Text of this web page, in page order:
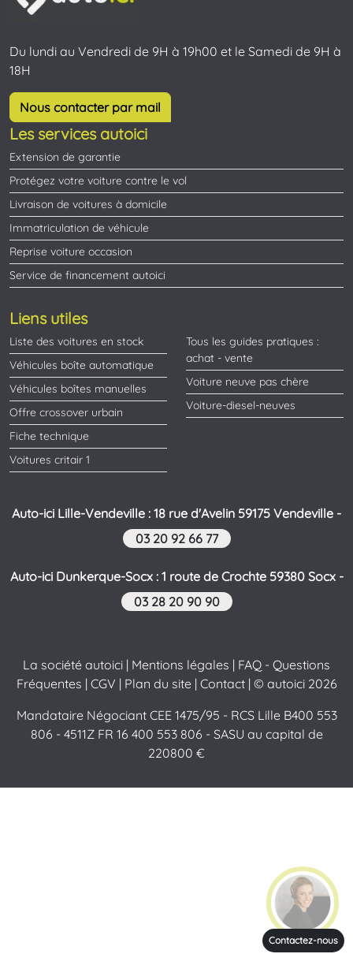
Du lundi au Vendredi de 9H à 19h00 et le Samedi de 9H à
18H
Nous contacter par mail
Les services autoici
Extension de garantie
Protégez votre voiture contre le vol
Livraison de voitures à domicile
Immatriculation de véhicule
Reprise voiture occasion
Service de financement autoici
Liens utiles
Liste des voitures en stock
Véhicules boîte automatique
Véhicules boîtes manuelles
Offre crossover urbain
Fiche technique
Voitures critair 1
Tous les guides pratiques :
achat - vente
Voiture neuve pas chère
Voiture-diesel-neuves
Auto-ici Lille-Vendeville : 18 rue d'Avelin 59175 Vendeville -
03 20 92 66 77
Auto-ici Dunkerque-Socx : 1 route de Crochte 59380 Socx -
03 28 20 90 90
La société autoici | Mentions légales | FAQ - Questions
Fréquentes | CGV | Plan du site| Contact| © autoici 2026
Mandataire Négociant CEE 1475/95 - RCS Lille B400 553
806 - 4511Z FR 16 400 553 806 - SASU au capital de
220800 €
Contactez-nous